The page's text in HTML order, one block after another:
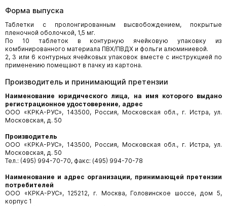
Форма выпуска
Таблетки с пролонгированным высвобождением, покрытые
пленочной оболочкой, 1,5 мг.
По 10 таблеток в контурную ячейковую упаковку из
комбинированного материала ПВХ/ПВДХ и фольги алюминиевой.
2, 3 или 6 контурных ячейковых упаковок вместе с инструкцией по
применению помещают в пачку из картона.
Производитель и принимающий претензии
Наименование юридического лица, на имя которого выдано
регистрационное удостоверение, адрес
ООО «КРКА-РУС», 143500, Россия, Московская обл., г. Истра, ул.
Московская, д. 50
Производитель
ООО «КРКА-РУС», 143500, Россия, Московская обл., г. Истра, ул.
Московская, д. 50
Тел.: (495) 994-70-70, факс: (495) 994-70-78
Наименование и адрес организации, принимающей претензии
потребителей
ООО «КРКА-РУС», 125212, г. Москва, Головинское шоссе, дом 5,
корпус 1